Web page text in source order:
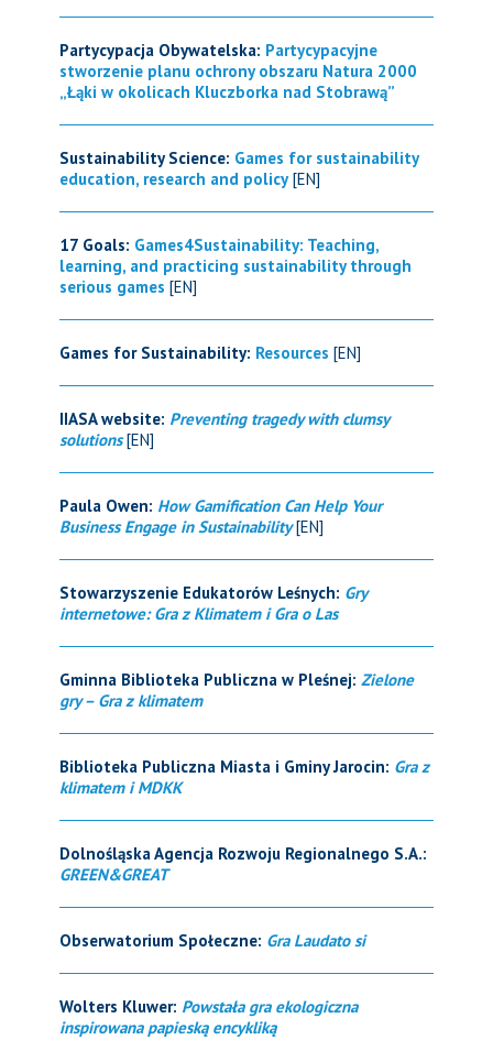
Partycypacja Obywatelska: Partycypacyjne
stworzenie planu ochrony obszaru Natura 2000
„Łąki w okolicach Kluczborka nad Stobrawą”
Sustainability Science: Games for sustainability
education, research and policy[EN]
17 Goals: Games4Sustainability: Teaching,
learning, and practicing sustainability through
serious games [EN]
Games for Sustainability: Resources [EN]
IIASA website: Preventing tragedy with clumsy
solutions[EN]
Paula Owen: How Gamification Can Help Your
Business Engage in Sustainability[EN]
Stowarzyszenie Edukatorów Leśnych: Gry
internetowe: Gra z Klimatem i Gra o Las
Gminna Biblioteka Publiczna w Pleśnej: Zielone
gry – Gra z klimatem
Biblioteka Publiczna Miasta i Gminy Jarocin: Gra z
klimatem i MDKK
Dolnośląska Agencja Rozwoju Regionalnego S.A.:
GREEN&GREAT
Obserwatorium Społeczne: Gra Laudato si
Wolters Kluwer: Powstała gra ekologiczna
inspirowana papieską encykliką